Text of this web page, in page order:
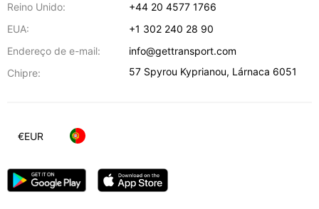
Reino Unido:
+44 20 4577 1766
EUA:
+1 302 240 28 90
Endereço de e-mail:
info@gettransport.com
Chipre:
57 Spyrou Kyprianou, Lárnaca 6051
€EUR